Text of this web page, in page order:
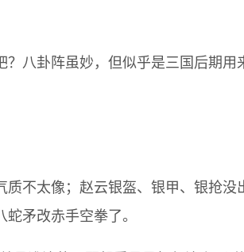
八卦阵虽妙，但似乎是三国后期用
不太像；赵云银盔、银甲、银抢没
矛改赤手空拳了。